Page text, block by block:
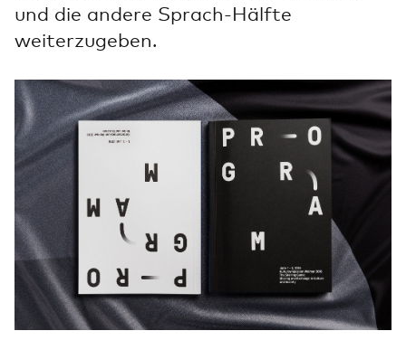
und die andere Sprach-Hälfte
weiterzugeben.